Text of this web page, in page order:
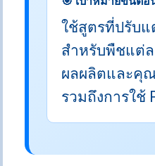
ใช้สูตรที่ปรับแ
สำหรับพืชแต่
ผลผลิตและคุ
รวมถึงการใช้